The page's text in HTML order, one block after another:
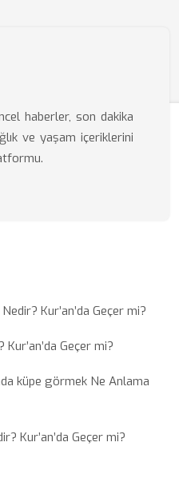
haberler, son dakika
ve yaşam içeriklerini
Kur’an’da Geçer mi?
Geçer mi?
küpe görmek Ne Anlama
Kur’an’da Geçer mi?